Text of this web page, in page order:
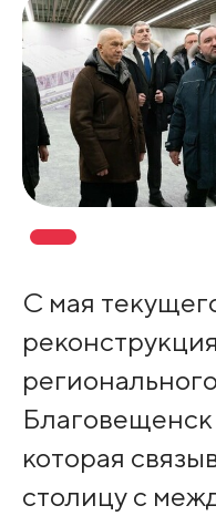
С мая
которая
столицу с